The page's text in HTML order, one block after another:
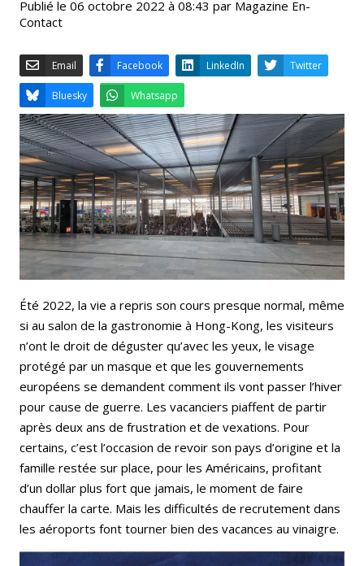
Publié le 06 octobre 2022 à 08:43 par Magazine En-
Contact
Email Facebook LinkedIn
Bluesky Whatsapp
Été 2022, la vie a repris son cours presque normal, même
si au salon de la gastronomie à Hong-Kong, les visiteurs
n’ont le droit de déguster qu’avec les yeux, le visage
protégé par un masque et que les gouvernements
européens se demandent comment ils vont passer l’hiver
pour cause de guerre. Les vacanciers piaffent de partir
après deux ans de frustration et de vexations. Pour
certains, c’est l’occasion de revoir son pays d’origine et la
famille restée sur place, pour les Américains, profitant
d’un dollar plus fort que jamais, le moment de faire
chauffer la carte. Mais les difficultés de recrutement dans
les aéroports font tourner bien des vacances au vinaigre.